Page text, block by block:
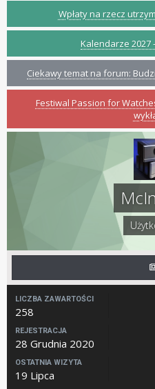
Wpłaty na rzecz
Kalendarze 2027
Ciekawy temat na forum:
Festiwal Passion for
LICZBA ZAWARTOŚCI
258
REJESTRACJA
28 Grudnia 2020
OSTATNIA WIZYTA
19 Lipca